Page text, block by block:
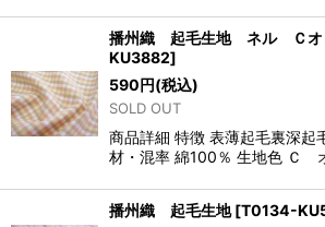
播州織 起毛生地 ネル Ｃオ
KU3882]
590円(税込)
SOLD OUT
商品詳細 特徴 表薄起毛裏深
材・混率 綿100％ 生地色 Ｃ
播州織 起毛生地 [T0134-